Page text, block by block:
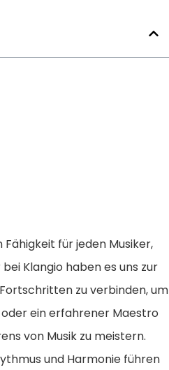
für jeden Musiker,
Klangio haben es uns zur
zu verbinden, um
oder ein erfahrener Maestro
von Musik zu meistern.
und Harmonie führen